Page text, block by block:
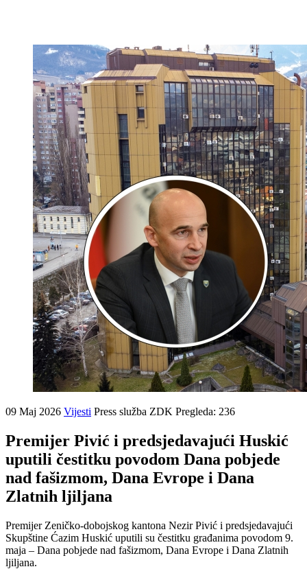
09 Maj 2026 Vijesti Press služba ZDK Pregleda: 236
Premijer Pivić i predsjedavajući Huskić
uputili čestitku povodom Dana pobjede
nad fašizmom, Dana Evrope i Dana
Zlatnih ljiljana
Premijer Zeničko-dobojskog kantona Nezir Pivić i predsjedavajući
Skupštine Ćazim Huskić uputili su čestitku građanima povodom 9.
maja – Dana pobjede nad fašizmom, Dana Evrope i Dana Zlatnih
ljiljana.